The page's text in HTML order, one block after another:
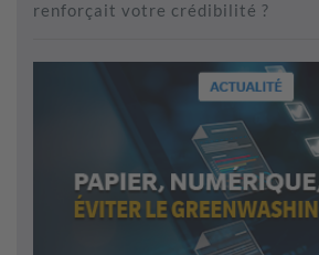
renforçait votre crédibilité ?